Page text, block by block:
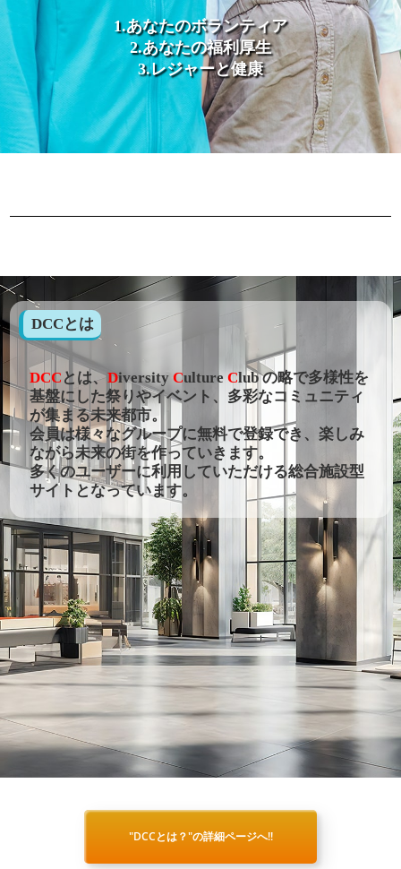
1.あなたのボランティア
2.あなたの福利厚生
3.レジャーと健康
DCCとは
DCC とは、DiversityCultureClub の略で多様性を
基盤にした祭りやイベント、多彩なコミュニティ
が集まる未来都市。
会員は様々なグループに無料で登録でき、楽しみ
ながら未来の街を作っていきます。
多くのユーザーに利用していただける総合施設型
サイトとなっています。
"DCCとは？"の詳細ページへ!!